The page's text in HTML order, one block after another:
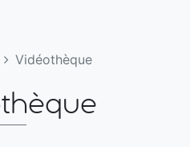
Vidéothèque